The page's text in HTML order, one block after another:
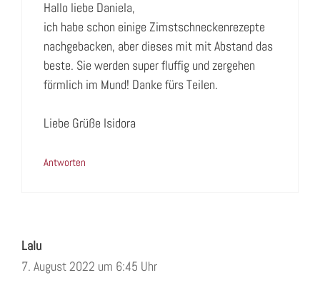
Hallo liebe Daniela,
ich habe schon einige Zimstschneckenrezepte
nachgebacken, aber dieses mit mit Abstand das
beste. Sie werden super fluffig und zergehen
förmlich im Mund! Danke fürs Teilen.
Liebe Grüße Isidora
Antworten
Lalu
7. August 2022 um 6:45 Uhr